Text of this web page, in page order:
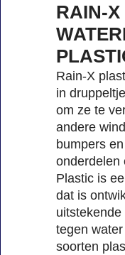
RAIN-X
Rain-X
in
om ze te
andere
bumpers
onderdelen
Plastic is
dat is
tegen
soorten